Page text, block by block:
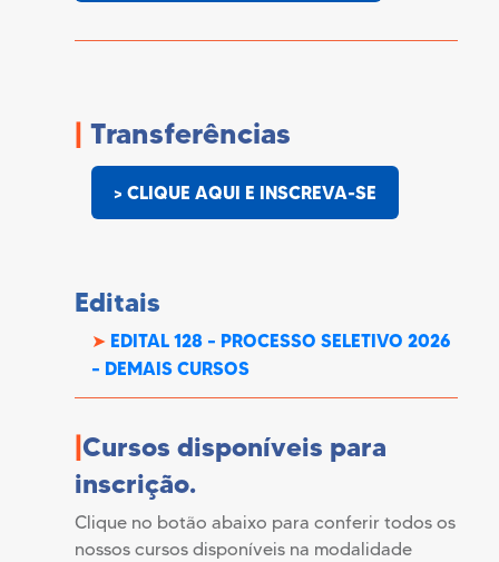
| Transferências
> CLIQUE AQUI E INSCREVA-SE
Editais
➤ EDITAL 128 – PROCESSO SELETIVO 2026
– DEMAIS CURSOS
|Cursos disponíveis para
inscrição.
Clique no botão abaixo para conferir todos os
nossos cursos disponíveis na modalidade